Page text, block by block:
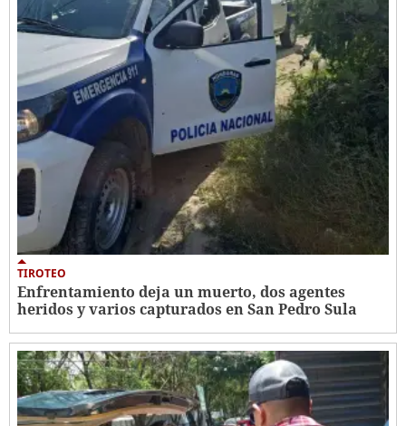
TIROTEO
Enfrentamiento deja un muerto, dos agentes
heridos y varios capturados en San Pedro Sula